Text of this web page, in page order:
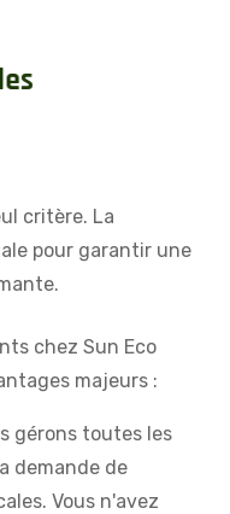
les
critère. La
pour garantir une
chez Sun Eco
majeurs :
gérons toutes les
demande de
Vous n'avez